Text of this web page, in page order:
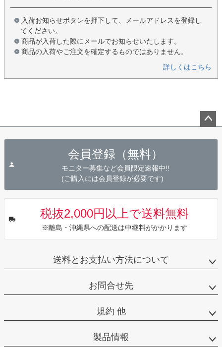
入荷お知らせボタンを押下して、メールアドレスを登録し
てください。
商品が入荷した際にメールでお知らせいたします。
商品の入荷やご注文を確定するものではありません。
詳しくはこちら
会員登録（無料）
モニター募集など会員限定速報中!!
(ご購入には会員登録が必要です)
税抜2,000円以上で送料無料
※離島・沖縄県への配送は中継料がかかります
送料とお支払い方法について
お問合せ先
規約 他
製品情報